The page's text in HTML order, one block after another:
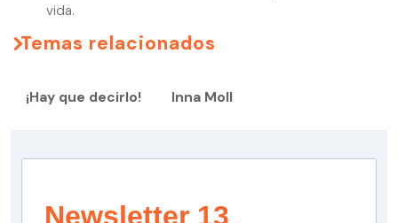
vida.
Temas relacionados
¡Hay que decirlo! Inna Moll
Newsletter 13